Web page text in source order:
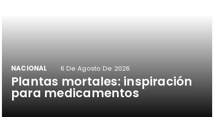
Plantas mortales: inspiración
para medicamentos
NACIONAL 6 De Agosto De 2026